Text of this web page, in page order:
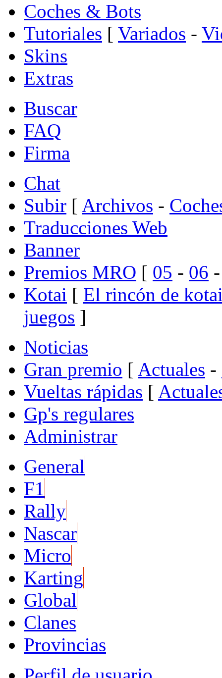
Coches & Bots
Tutoriales [ Variados -
Skins
Extras
Buscar
FAQ
Firma
Chat
Subir [ Archivos -
Traducciones Web
Banner
Premios MRO [ 05 - 06
Kotai [ El rincón de
juegos ]
Noticias
Gran premio [ Actuales -
Vueltas rápidas [
Gp's regulares
Administrar
General
F1
Rally
Nascar
Micro
Karting
Global
Clanes
Provincias